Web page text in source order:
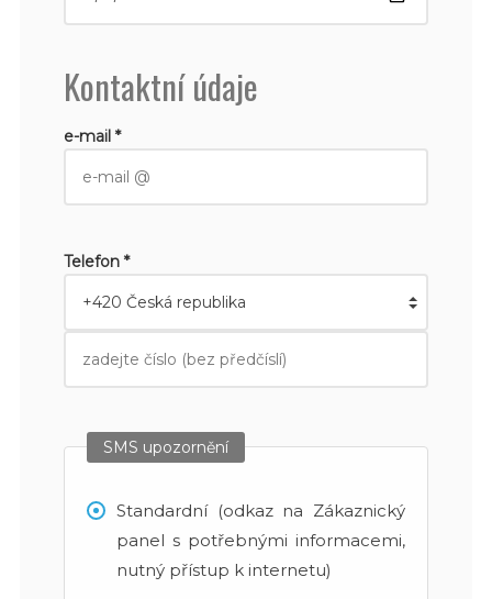
Kontaktní údaje
e-mail *
Telefon *
SMS upozornění
Standardní (odkaz na Zákaznický
panel s potřebnými informacemi,
nutný přístup k internetu)